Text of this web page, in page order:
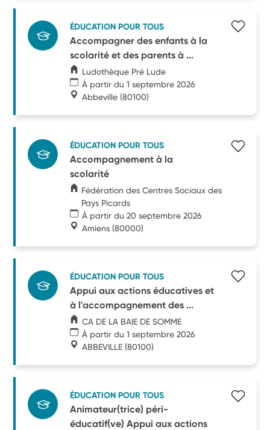
ÉDUCATION POUR TOUS
Accompagner des enfants à la
scolarité et des parents à ...
Ludothèque Pré Lude
À partir du 1 septembre 2026
Abbeville (80100)
ÉDUCATION POUR TOUS
Accompagnement à la
scolarité
Fédération des Centres Sociaux des
Pays Picards
À partir du 20 septembre 2026
Amiens (80000)
ÉDUCATION POUR TOUS
Appui aux actions éducatives et
à l'accompagnement des ...
CA DE LA BAIE DE SOMME
À partir du 1 septembre 2026
ABBEVILLE (80100)
ÉDUCATION POUR TOUS
Animateur(trice) péri-
éducatif(ve) Appui aux actions